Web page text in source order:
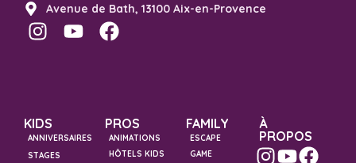
Avenue de Bath, 13100 Aix-en-Provence
KIDS
ANNIVERSAIRES
STAGES
PROS
ANIMATIONS
HÔTELS KIDS
FAMILY
ESCAPE
GAME
À
PROPOS